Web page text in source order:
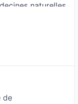
naturelles
me former
en 2018.
de la
le
leur
de